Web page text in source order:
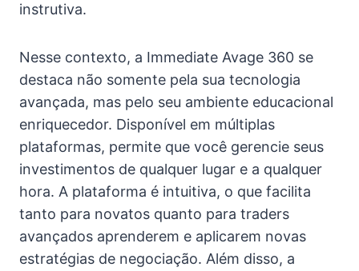
instrutiva.
Nesse contexto, a Immediate Avage 360 se
destaca não somente pela sua tecnologia
avançada, mas pelo seu ambiente educacional
enriquecedor. Disponível em múltiplas
plataformas, permite que você gerencie seus
investimentos de qualquer lugar e a qualquer
hora. A plataforma é intuitiva, o que facilita
tanto para novatos quanto para traders
avançados aprenderem e aplicarem novas
estratégias de negociação. Além disso, a